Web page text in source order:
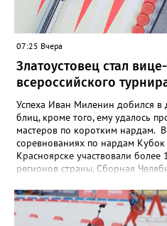
07:25 Вчера
Златоустовец стал
всероссийского
Успеха Иван Миленин добился
блиц, кроме того, ему удалось
мастеров по коротким нардам.
соревнованиях по нардам
Красноярске участвовали
регионов страны. Сборная
земляк, это три золота Ксении
Дроздовой из Челябинска,
Ирины Зобковой и челябинца